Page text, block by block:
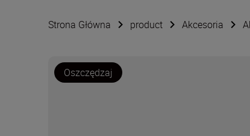
Strona Główna product Akcesoria
Oszczędzaj